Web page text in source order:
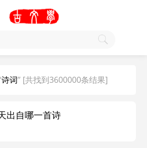
诗词” [共找到3600000条结果]
出自哪一首诗